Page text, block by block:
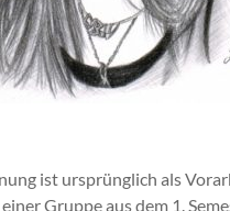
ist ursprünglich als
Gruppe aus dem 1.